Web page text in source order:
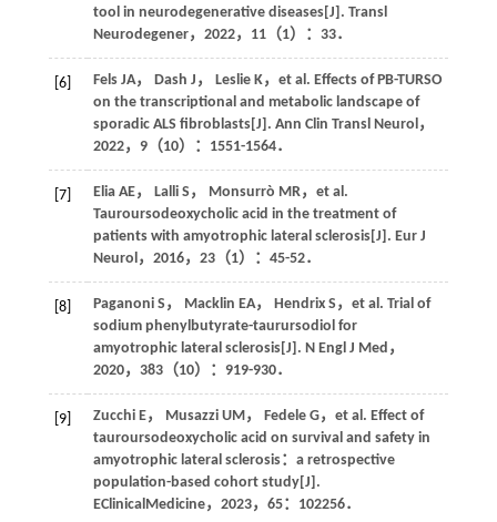
tool in neurodegenerative diseases[J]. Transl
Neurodegener， 2022， 11（1）：33．
[6] Fels JA， Dash J ， Leslie K， et al . Effects of PB-TURSO
on the transcriptional and metabolic landscape of
sporadic ALS fibroblasts[J]. Ann Clin Transl Neurol ，
2022， 9（10）：1551-1564．
[7] Elia AE， Lalli S ， Monsurrò MR， et al .
Tauroursodeoxycholic acid in the treatment of
patients with amyotrophic lateral sclerosis[J]. Eur J
Neurol ， 2016， 23（1）：45-52．
[8] Paganoni S ， Macklin EA， Hendrix S ， et al . Trial of
sodium phenylbutyrate-taurursodiol for
amyotrophic lateral sclerosis[J]. N Engl J Med ，
2020， 383（10）：919-930．
[9] Zucchi E， Musazzi UM ， Fedele G， et al . Effect of
tauroursodeoxycholic acid on survival and safety in
amyotrophic lateral sclerosis：a retrospective
population-based cohort study[J].
EClinicalMedicine， 2023， 65：102256．